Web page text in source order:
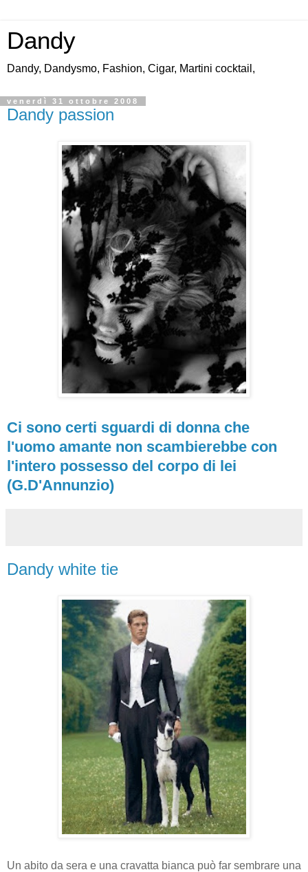
Dandy
Dandy, Dandysmo, Fashion, Cigar, Martini cocktail,
venerdì 31 ottobre 2008
Dandy passion
Ci sono certi sguardi di donna che
l'uomo amante non scambierebbe con
l'intero possesso del corpo di lei
(G.D'Annunzio)
Dandy white tie
Un abito da sera e una cravatta bianca può far sembrare una